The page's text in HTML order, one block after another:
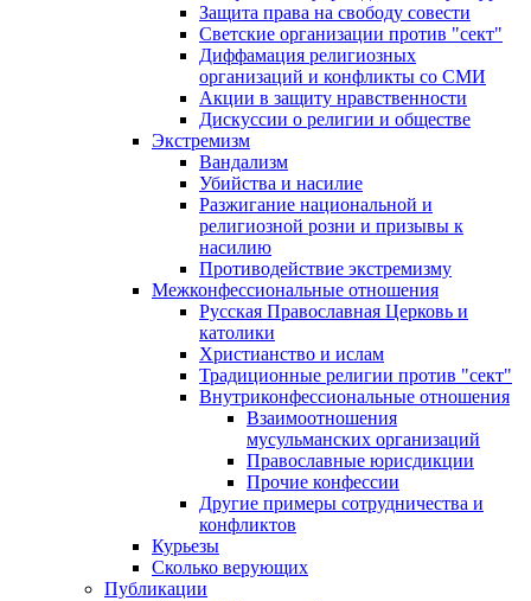
Защита права на свободу совести
Светские организации против "сект"
Диффамация религиозных
организаций и конфликты со СМИ
Акции в защиту нравственности
Дискуссии о религии и обществе
Экстремизм
Вандализм
Убийства и насилие
Разжигание национальной и
религиозной розни и призывы к
насилию
Противодействие экстремизму
Межконфессиональные отношения
Русская Православная Церковь и
католики
Христианство и ислам
Традиционные религии против "сект"
Внутриконфессиональные отношения
Взаимоотношения
мусульманских организаций
Православные юрисдикции
Прочие конфессии
Другие примеры сотрудничества и
конфликтов
Курьезы
Сколько верующих
Публикации